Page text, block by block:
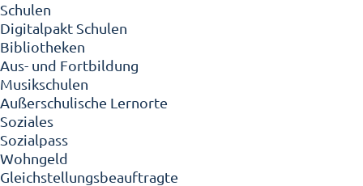
Schulen
Digitalpakt Schulen
Bibliotheken
Aus- und Fortbildung
Musikschulen
Außerschulische Lernorte
Soziales
Sozialpass
Wohngeld
Gleichstellungsbeauftragte